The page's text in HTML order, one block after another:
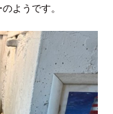
ようです。